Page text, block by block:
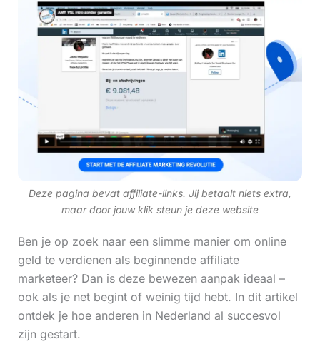
Deze pagina bevat affiliate-links. Jij betaalt niets extra,
maar door jouw klik steun je deze website
Ben je op zoek naar een slimme manier om online
geld te verdienen als beginnende affiliate
marketeer? Dan is deze bewezen aanpak ideaal –
ook als je net begint of weinig tijd hebt. In dit artikel
ontdek je hoe anderen in Nederland al succesvol
zijn gestart.